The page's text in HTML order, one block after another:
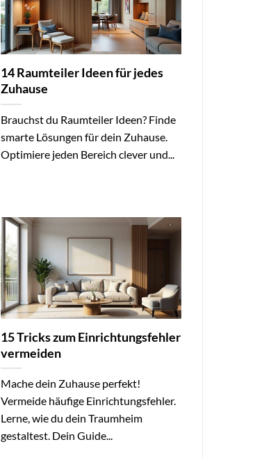
14 Raumteiler Ideen für jedes
Zuhause
Brauchst du Raumteiler Ideen? Finde
smarte Lösungen für dein Zuhause.
Optimiere jeden Bereich clever und...
15 Tricks zum Einrichtungsfehler
vermeiden
Mache dein Zuhause perfekt!
Vermeide häufige Einrichtungsfehler.
Lerne, wie du dein Traumheim
gestaltest. Dein Guide...